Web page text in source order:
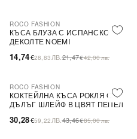
-31%
ROCO FASHION
КЪСА БЛУЗА С ИСПАНСКО
ДЕКОЛТЕ NOEMI
14,74€28,83 ЛВ.21,47€42,00лв.
-30%
ROCO FASHION
КОКТЕЙЛНА КЪСА РОКЛЯ С
ДЪЛЪГ ШЛЕЙФ В ЦВЯТ ПЕПЕЛ
30,28€59,22 ЛВ.43,46€85,00лв.